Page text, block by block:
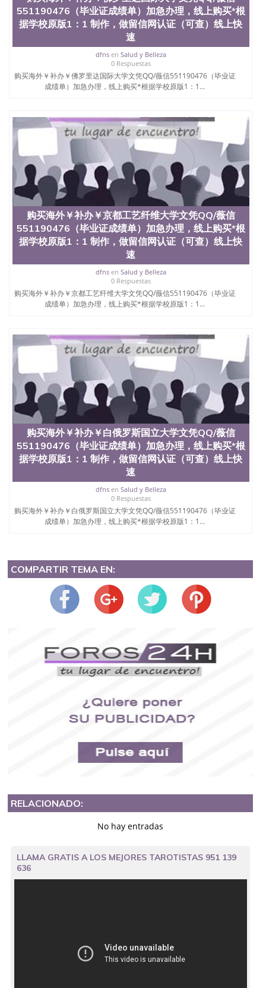
551190476（毕业证成绩单）加急办理，线上购买*根
据学校原版1：1 制作，做留信网认证（可查）线上快
速
dfnsen Salud y Belleza
0 Respuestas
购买海外￥补办￥佛罗里达国际大学文凭QQ/薇信551190476（毕业证
成绩单）加急办理，线上购买*根据学校原版1：1...
购买海外￥补办￥京都工艺纤维大学文凭QQ/薇信
551190476（毕业证成绩单）加急办理，线上购买*根
据学校原版1：1 制作，做留信网认证（可查）线上快
速
dfnsen Salud y Belleza
0 Respuestas
购买海外￥补办￥京都工艺纤维大学文凭QQ/薇信551190476（毕业证
成绩单）加急办理，线上购买*根据学校原版1：1...
购买海外￥补办￥白俄罗斯国立大学文凭QQ/薇信
551190476（毕业证成绩单）加急办理，线上购买*根
据学校原版1：1 制作，做留信网认证（可查）线上快
速
dfnsen Salud y Belleza
0 Respuestas
购买海外￥补办￥白俄罗斯国立大学文凭QQ/薇信551190476（毕业证
成绩单）加急办理，线上购买*根据学校原版1：1...
COMPARTIR TEMA EN:
RELACIONADO:
No hay entradas
LLAMA GRATIS A LOS MEJORES TAROTISTAS 951 139
636